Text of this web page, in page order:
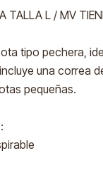
TALLA L / MV
tipo pechera,
una correa
pequeñas.